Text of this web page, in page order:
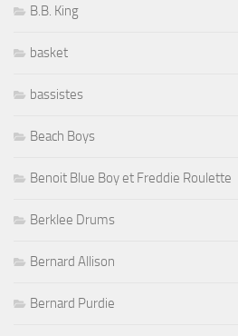
B.B. King
basket
bassistes
Beach Boys
Benoit Blue Boy et Freddie Roulette
Berklee Drums
Bernard Allison
Bernard Purdie